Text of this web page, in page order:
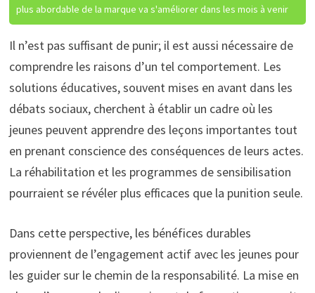
plus abordable de la marque va s'améliorer dans les mois à venir
Il n’est pas suffisant de punir; il est aussi nécessaire de
comprendre les raisons d’un tel comportement. Les
solutions éducatives, souvent mises en avant dans les
débats sociaux, cherchent à établir un cadre où les
jeunes peuvent apprendre des leçons importantes tout
en prenant conscience des conséquences de leurs actes.
La réhabilitation et les programmes de sensibilisation
pourraient se révéler plus efficaces que la punition seule.
Dans cette perspective, les bénéfices durables
proviennent de l’engagement actif avec les jeunes pour
les guider sur le chemin de la responsabilité. La mise en